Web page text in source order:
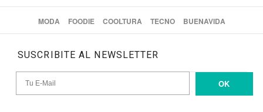
MODA FOODIE COOLTURA TECNO BUENAVIDA
SUSCRIBITE AL NEWSLETTER
OK